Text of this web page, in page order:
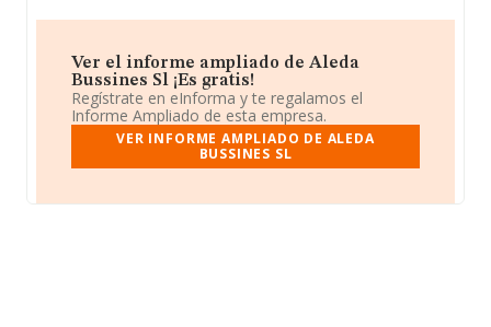
Ver el informe ampliado de Aleda
Bussines Sl ¡Es gratis!
Regístrate en eInforma y te regalamos el
Informe Ampliado de esta empresa.
VER INFORME AMPLIADO DE ALEDA
BUSSINES SL